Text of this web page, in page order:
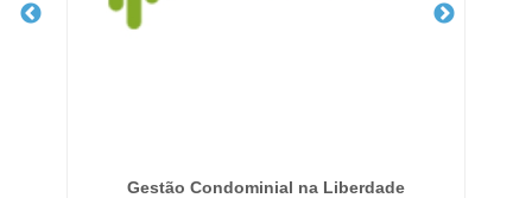
Gestão Condominial na Liberdade